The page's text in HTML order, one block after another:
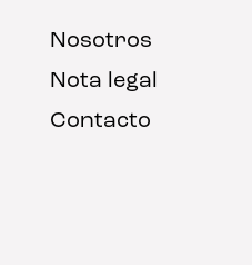
Nosotros
Nota legal
Contacto